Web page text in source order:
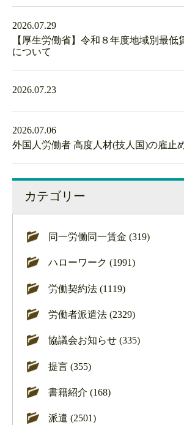
2026.07.29
【厚生労働省】令和８年度地域別最低
について
2026.07.23
2026.07.06
外国人労働者 高度人材(技人国)の雇止
カテゴリー
同一労働同一賃金 (319)
ハローワーク (1991)
労働契約法 (1119)
労働者派遣法 (2329)
協議会お知らせ (335)
提言 (355)
書籍紹介 (168)
派遣 (2501)